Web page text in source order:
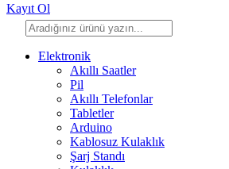
Kayıt Ol
Elektronik
Akıllı Saatler
Pil
Akıllı Telefonlar
Tabletler
Arduino
Kablosuz Kulaklık
Şarj Standı